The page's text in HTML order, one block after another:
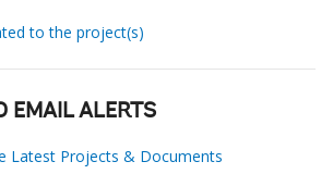
to the project(s)
EMAIL ALERTS
Latest Projects & Documents